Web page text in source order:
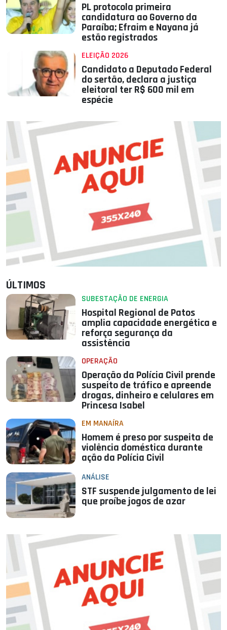
PL protocola primeira
candidatura ao Governo da
Paraíba; Efraim e Nayana já
estão registrados
ELEIÇÃO 2026
Candidato a Deputado Federal
do sertão, declara a justiça
eleitoral ter R$ 600 mil em
espécie
ÚLTIMOS
SUBESTAÇÃO DE ENERGIA
Hospital Regional de Patos
amplia capacidade energética e
reforça segurança da
assistência
OPERAÇÃO
Operação da Polícia Civil prende
suspeito de tráfico e apreende
drogas, dinheiro e celulares em
Princesa Isabel
EM MANAÍRA
Homem é preso por suspeita de
violência doméstica durante
ação da Polícia Civil
ANÁLISE
STF suspende julgamento de lei
que proíbe jogos de azar